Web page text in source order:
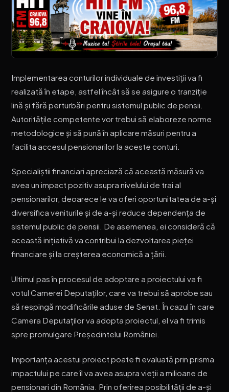
Implementarea conturilor individuale de investiții va fi
realizată în etape, astfel încât să se asigure o tranziție
lină și fără perturbări pentru sistemul public de pensii.
Autoritățile competente vor trebui să elaboreze norme
metodologice și să pună în aplicare măsuri pentru a
facilita accesul pensionarilor la aceste conturi.
Specialiștii financiari apreciază că această măsură va
avea un impact pozitiv asupra nivelului de trai al
pensionarilor, deoarece le va oferi oportunitatea de a-și
diversifica veniturile și de a-și reduce dependența de
sistemul public de pensii. De asemenea, ei consideră că
această inițiativă va contribui la dezvoltarea pieței
financiare și la creșterea economică a țării.
Ultimul pas în procesul de adoptare a proiectului va fi
votul Camerei Deputaților, care va trebui să aprobe sau
să respingă modificările aduse de Senat. În cazul în care
Camera Deputaților va adopta proiectul, el va fi trimis
spre promulgare Președintelui României.
Importanța acestui proiect poate fi evaluată prin prisma
impactului pe care îl va avea asupra vieții a milioane de
pensionari din România. Prin oferirea posibilității de a-și